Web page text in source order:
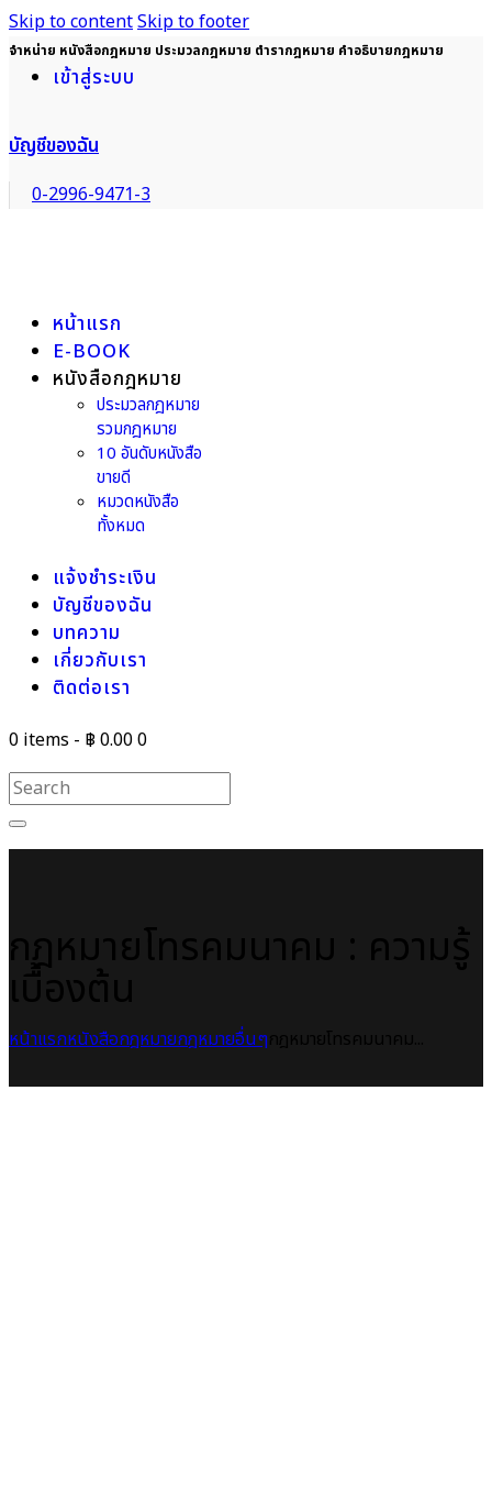
Skip to contentSkip to footer
จำหน่าย หนังสือกฎหมาย ประมวลกฎหมาย ตำรากฎหมาย คำอธิบายกฎหมาย
เข้าสู่ระบบ
บัญชีของฉัน
0-2996-9471-3
หน้าแรก
E-BOOK
หนังสือกฎหมาย
ประมวลกฎหมาย
รวมกฎหมาย
10 อันดับหนังสือ
ขายดี
หมวดหนังสือ
ทั้งหมด
แจ้งชำระเงิน
บัญชีของฉัน
บทความ
เกี่ยวกับเรา
ติดต่อเรา
0 items - ฿ 0.000
หน้าแรกหนังสือกฎหมายกฎหมายอื่นๆ